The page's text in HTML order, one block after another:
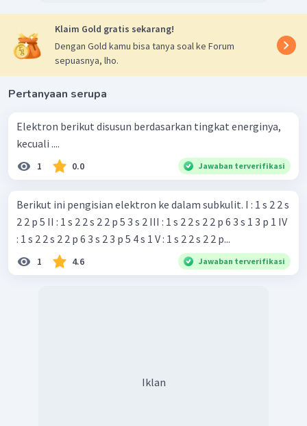
Klaim Gold gratis sekarang!
Dengan Gold kamu bisa tanya soal ke Forum
sepuasnya, lho.
Pertanyaan serupa
Elektron berikut disusun berdasarkan tingkat energinya,
kecuali ....
1 0.0 Jawaban terverifikasi
Berikut ini pengisian elektron ke dalam subkulit. I : 1 s 2 2 s
2 2 p 5 II : 1 s 2 2 s 2 2 p 5 3 s 2 III : 1 s 2 2 s 2 2 p 6 3 s 1 3 p 1 IV
: 1 s 2 2 s 2 2 p 6 3 s 2 3 p 5 4 s 1 V : 1 s 2 2 s 2 2 p...
1 4.6 Jawaban terverifikasi
Iklan